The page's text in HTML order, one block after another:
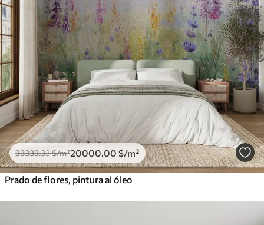
33333.33$/m²20000 .00 $/m²
Prado de flores, pintura al óleo